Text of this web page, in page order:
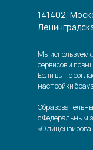
Мы используем
сервисов и
Если вы не
настройки
с Федеральным
«О
141402,